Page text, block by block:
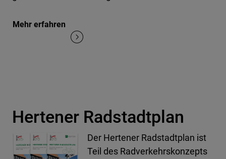
Mehr erfahren
Hertener Radstadtplan
Der Hertener Radstadtplan ist
Teil des Radverkehrskonzepts